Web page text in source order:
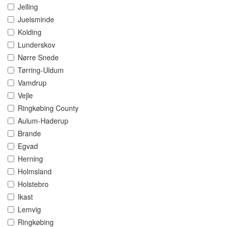
Jelling
Juelsminde
Kolding
Lunderskov
Nørre Snede
Tørring-Uldum
Vamdrup
Vejle
Ringkøbing County
Aulum-Haderup
Brande
Egvad
Herning
Holmsland
Holstebro
Ikast
Lemvig
Ringkøbing